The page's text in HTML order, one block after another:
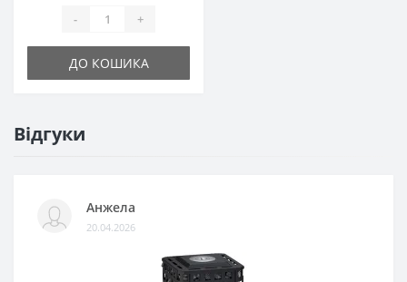
- +
ДО КОШИКА
Відгуки
Анжела
20.04.2026